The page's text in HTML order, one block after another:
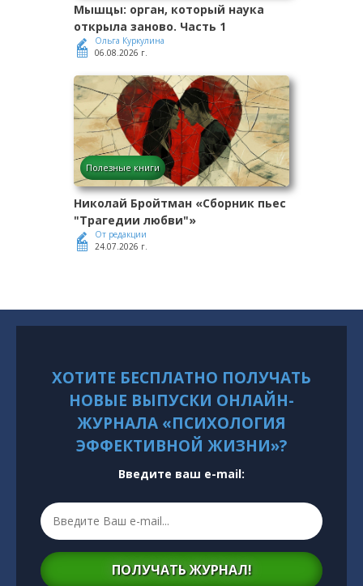
Мышцы: орган, который наука
открыла заново. Часть 1
Ольга Куркулина
06.08.2026 г.
Полезные книги
Николай Бройтман «Сборник пьес
"Трагедии любви"»
От редакции
24.07.2026 г.
ХОТИТЕ БЕСПЛАТНО ПОЛУЧАТЬ
НОВЫЕ ВЫПУСКИ ОНЛАЙН-
ЖУРНАЛА «ПСИХОЛОГИЯ
ЭФФЕКТИВНОЙ ЖИЗНИ»?
Введите ваш e-mail:
ПОЛУЧАТЬ ЖУРНАЛ!